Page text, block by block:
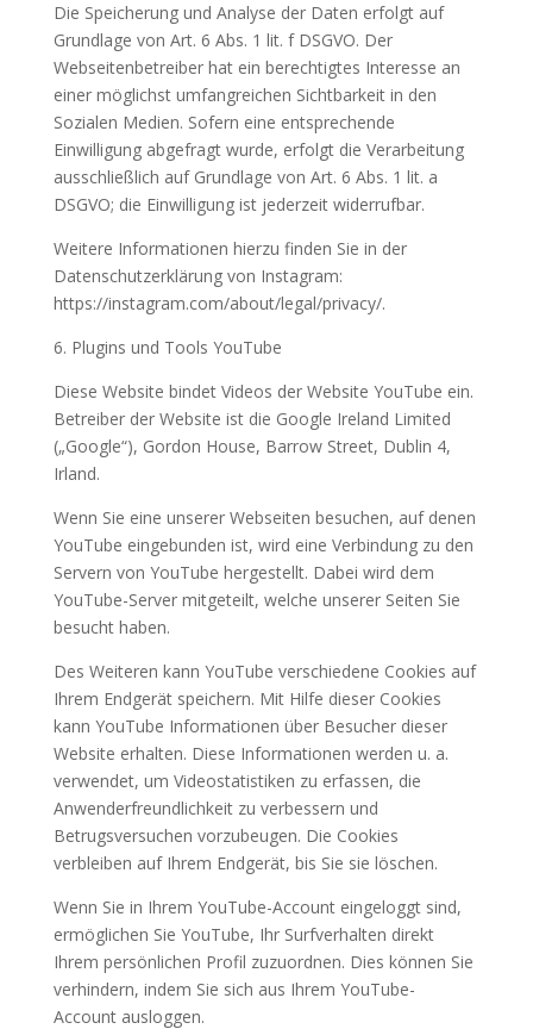
Die Speicherung und Analyse der Daten erfolgt auf
Grundlage von Art. 6 Abs. 1 lit. f DSGVO. Der
Webseitenbetreiber hat ein berechtigtes Interesse an
einer möglichst umfangreichen Sichtbarkeit in den
Sozialen Medien. Sofern eine entsprechende
Einwilligung abgefragt wurde, erfolgt die Verarbeitung
ausschließlich auf Grundlage von Art. 6 Abs. 1 lit. a
DSGVO; die Einwilligung ist jederzeit widerrufbar.
Weitere Informationen hierzu finden Sie in der
Datenschutzerklärung von Instagram:
https://instagram.com/about/legal/privacy/.
6. Plugins und Tools YouTube
Diese Website bindet Videos der Website YouTube ein.
Betreiber der Website ist die Google Ireland Limited
(„Google“), Gordon House, Barrow Street, Dublin 4,
Irland.
Wenn Sie eine unserer Webseiten besuchen, auf denen
YouTube eingebunden ist, wird eine Verbindung zu den
Servern von YouTube hergestellt. Dabei wird dem
YouTube-Server mitgeteilt, welche unserer Seiten Sie
besucht haben.
Des Weiteren kann YouTube verschiedene Cookies auf
Ihrem Endgerät speichern. Mit Hilfe dieser Cookies
kann YouTube Informationen über Besucher dieser
Website erhalten. Diese Informationen werden u. a.
verwendet, um Videostatistiken zu erfassen, die
Anwenderfreundlichkeit zu verbessern und
Betrugsversuchen vorzubeugen. Die Cookies
verbleiben auf Ihrem Endgerät, bis Sie sie löschen.
Wenn Sie in Ihrem YouTube-Account eingeloggt sind,
ermöglichen Sie YouTube, Ihr Surfverhalten direkt
Ihrem persönlichen Profil zuzuordnen. Dies können Sie
verhindern, indem Sie sich aus Ihrem YouTube-
Account ausloggen.